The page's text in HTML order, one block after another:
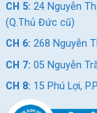
CH 5: 24 Nguyễn
(Q.Thủ Đức cũ)
CH 6: 268 Nguyễn
CH 7: 05 Nguyễn
CH 8: 15 Phú Lợi,